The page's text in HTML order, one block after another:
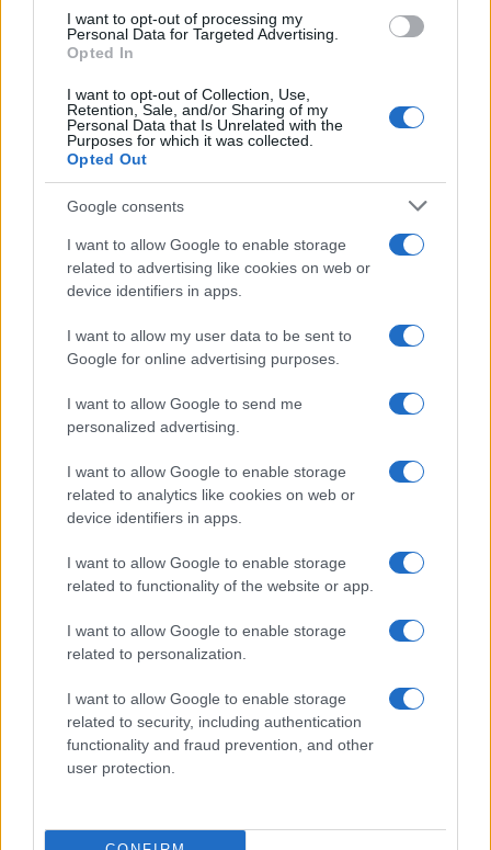
consent section.
I want to opt-out of processing my
Personal Data for Targeted Advertising.
Opted In
I want to opt-out of Collection, Use,
Retention, Sale, and/or Sharing of my
Personal Data that Is Unrelated with the
Purposes for which it was collected.
Opted Out
Google consents
I want to allow Google to enable storage
related to advertising like cookies on web or
device identifiers in apps.
I want to allow my user data to be sent to
Google for online advertising purposes.
I want to allow Google to send me
personalized advertising.
I want to allow Google to enable storage
related to analytics like cookies on web or
device identifiers in apps.
I want to allow Google to enable storage
related to functionality of the website or app.
I want to allow Google to enable storage
related to personalization.
I want to allow Google to enable storage
related to security, including authentication
functionality and fraud prevention, and other
user protection.